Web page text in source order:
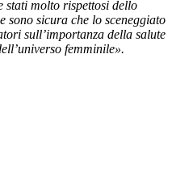
stati molto rispettosi dello
sono sicura che lo sceneggiato
sull’importanza della salute
femminile».